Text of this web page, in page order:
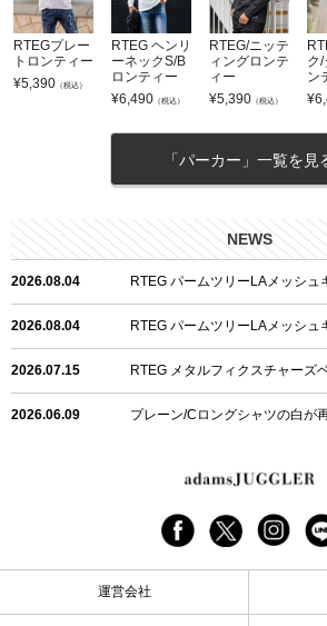
RTEGプレー
トロンティー
¥5,390 （税込）
RTEG ヘンリ
ーネックS/B
ロンティー
¥6,490 （税込）
RTEG/ニッテ
ィングロンテ
ィー
¥5,390 （税込）
ク/
ン
¥
「パーカー」一覧を見
NEWS
2026.08.04 RTEG パームツリーLAメッシュ
2026.08.04 RTEG パームツリーLAメッシュ
2026.07.15 RTEG メタルフィクスチャーズ
2026.06.09 プレーン/Cロングシャツの白が
24/フリンジデニムロングパンツ
G/グレーペイントデニムロング
運営会社